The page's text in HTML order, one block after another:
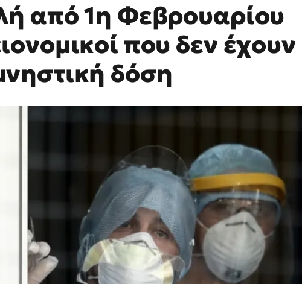
από 1η Φεβρουαρίου
που δεν έχουν
δόση